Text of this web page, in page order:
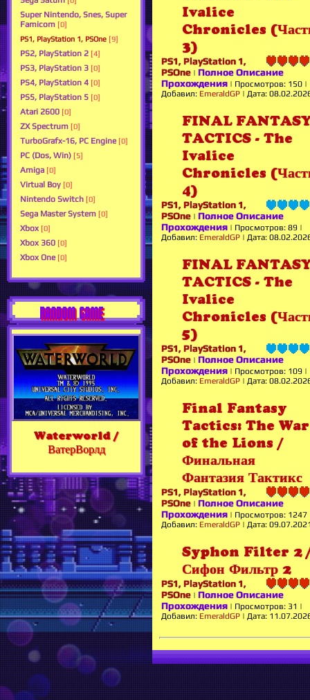
Super Nintendo, Snes, Super
Famicom [0]
PS1, PlayStation 1, PSOne [9]
PS2, PlayStation 2 [4]
PS3, PlayStation 3 [0]
PS4, PlayStation 4 [0]
PS5, PlayStation 5 [0]
Atari 2600 [0]
ZX Spectrum [0]
TurboGrafx-16, PC Engine [0]
PC (Dos, Win) [5]
Amiga [0]
Virtual Boy [0]
Nintendo Switch [0]
Sega Master System [0]
Xbox [0]
Xbox 360 [0]
Xbox One [0]
RANDOM GAME
Waterworld /
ВатерВорлд
Ivalice
Chronicles
3)
PS1, PlayStation 1,
PSOne | Полное Описание
Прохождения | Просмотров: 150 |
Добавил: EmeraldGP | Дата:
FINAL
TACTICS - The
Ivalice
Chronicles
4)
PS1, PlayStation 1,
PSOne | Полное Описание
Прохождения | Просмотров: 89 |
Добавил: EmeraldGP | Дата:
FINAL
TACTICS - The
Ivalice
Chronicles
5)
PS1, PlayStation 1,
PSOne | Полное Описание
Прохождения | Просмотров: 109 |
Добавил: EmeraldGP | Дата:
Final Fantasy
Tactics: The War
of the Lions /
Финальная
Фантазия Тактикс
PS1, PlayStation 1,
PSOne | Полное Описание
Прохождения | Просмотров: 1247
Добавил: EmeraldGP | Дата:
Syphon Filter 2
Сифон Фильтр 2
PS1, PlayStation 1,
PSOne | Полное Описание
Прохождения | Просмотров: 31 |
Добавил: EmeraldGP | Дата: